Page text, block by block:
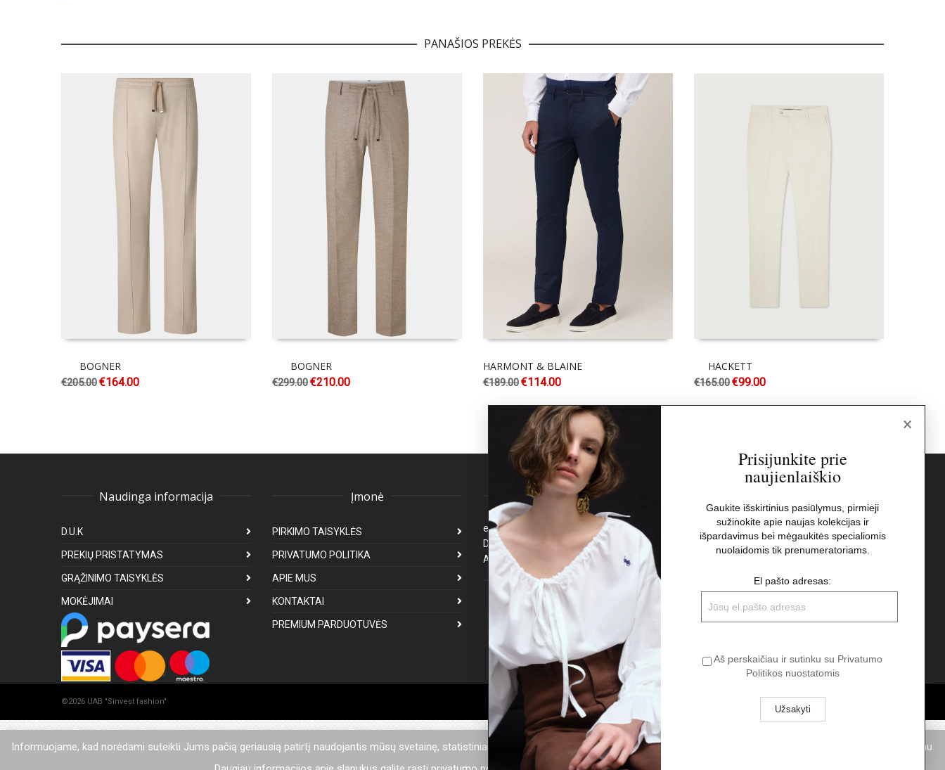
PANAŠIOS PREKĖS
BOGNER
€205.00€164.00
BOGNER
€299.00€210.00
HARMONT & BLAINE
€189.00€114.00
HACKETT
€165.00€99.00
Naudinga informacija
D.U.K
PREKIŲ PRISTATYMAS
GRĄŽINIMO TAISYKLĖS
MOKĖJIMAI
Įmonė
PIRKIMO TAISYKLĖS
PRIVATUMO POLITIKA
APIE MUS
KONTAKTAI
PREMIUM PARDUOTUVĖS
Klientų aptarnavimas
eparduotuve@premiumfashion.lt
Darbo laikas: I-V 8:00-17:00
Atsakymas per 1-3 darbo dienas
Mus galite rasti
El pašto adresas:
Aš perskaičiau ir sutinku su Privatumo
Politikos nuostatomis
©2026 UAB "Sinvest fashion"
Informuojame, kad norėdami suteikti Jums pačią geriausią patirtį naudojantis mūsų svetainę, statistiniais tikslais mes naudojame slapukus. Spausdami „Aš sutinku“ Jūs sutinkate su slapukų naudojimu.
×
Prisijunkite prie
naujienlaiškio
Gaukite išskirtinius pasiūlymus, pirmieji
sužinokite apie naujas kolekcijas ir
išpardavimus bei mėgaukitės specialiomis
nuolaidomis tik prenumeratoriams.
El pašto adresas:
Aš perskaičiau ir sutinku su Privatumo
Politikos nuostatomis